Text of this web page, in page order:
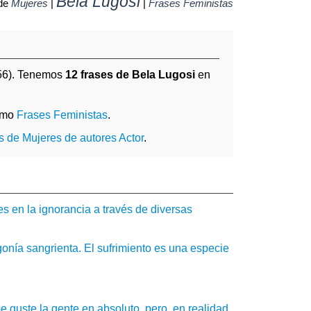
Mujeres Frases Feministas
Tenemos 12 frases de Bela Lugosi en
Frases Feministas.
de Mujeres de autores Actor.
en la ignorancia a través de diversas
sangrienta. El sufrimiento es una especie
guste la gente en absoluto, pero, en realidad,